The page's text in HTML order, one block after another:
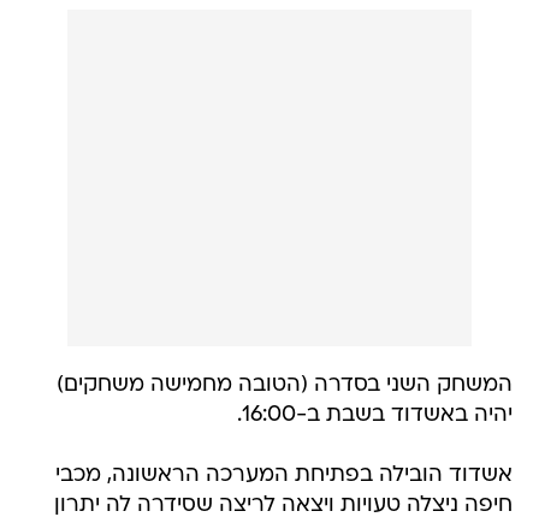
המשחק השני בסדרה (הטובה מחמישה משחקים)
יהיה באשדוד בשבת ב-16:00.
אשדוד הובילה בפתיחת המערכה הראשונה, מכבי
חיפה ניצלה טעויות ויצאה לריצה שסידרה לה יתרון